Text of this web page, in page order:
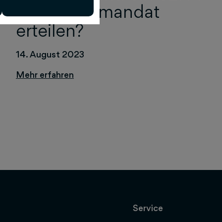
Lastschriftmandat
erteilen?
14. August 2023
Service